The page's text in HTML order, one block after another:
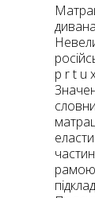
p r t u
рамою